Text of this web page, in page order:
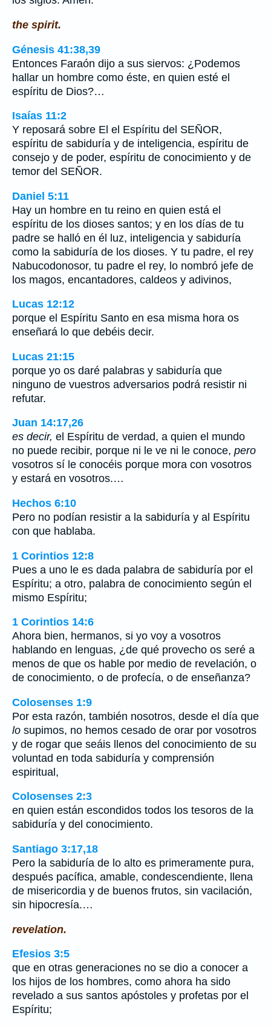
the spirit.
Génesis 41:38,39
Entonces Faraón dijo a sus siervos: ¿Podemos
hallar un hombre como éste, en quien esté el
espíritu de Dios?…
Isaías 11:2
Y reposará sobre El el Espíritu del SEÑOR,
espíritu de sabiduría y de inteligencia, espíritu de
consejo y de poder, espíritu de conocimiento y de
temor del SEÑOR.
Daniel 5:11
Hay un hombre en tu reino en quien está el
espíritu de los dioses santos; y en los días de tu
padre se halló en él luz, inteligencia y sabiduría
como la sabiduría de los dioses. Y tu padre, el rey
Nabucodonosor, tu padre el rey, lo nombró jefe de
los magos, encantadores, caldeos y adivinos,
Lucas 12:12
porque el Espíritu Santo en esa misma hora os
enseñará lo que debéis decir.
Lucas 21:15
porque yo os daré palabras y sabiduría que
ninguno de vuestros adversarios podrá resistir ni
refutar.
Juan 14:17,26
es decir, el Espíritu de verdad, a quien el mundo
no puede recibir, porque ni le ve ni le conoce, pero
vosotros sí le conocéis porque mora con vosotros
y estará en vosotros.…
Hechos 6:10
Pero no podían resistir a la sabiduría y al Espíritu
con que hablaba.
1 Corintios 12:8
Pues a uno le es dada palabra de sabiduría por el
Espíritu; a otro, palabra de conocimiento según el
mismo Espíritu;
1 Corintios 14:6
Ahora bien, hermanos, si yo voy a vosotros
hablando en lenguas, ¿de qué provecho os seré a
menos de que os hable por medio de revelación, o
de conocimiento, o de profecía, o de enseñanza?
Colosenses 1:9
Por esta razón, también nosotros, desde el día que
lo supimos, no hemos cesado de orar por vosotros
y de rogar que seáis llenos del conocimiento de su
voluntad en toda sabiduría y comprensión
espiritual,
Colosenses 2:3
en quien están escondidos todos los tesoros de la
sabiduría y del conocimiento.
Santiago 3:17,18
Pero la sabiduría de lo alto es primeramente pura,
después pacífica, amable, condescendiente, llena
de misericordia y de buenos frutos, sin vacilación,
sin hipocresía.…
revelation.
Efesios 3:5
que en otras generaciones no se dio a conocer a
los hijos de los hombres, como ahora ha sido
revelado a sus santos apóstoles y profetas por el
Espíritu;